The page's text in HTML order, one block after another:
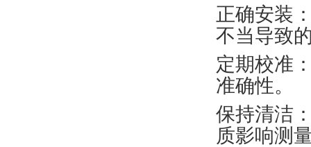
正确安装
不当导致
定期校准
准确性。
保持清洁
质影响测